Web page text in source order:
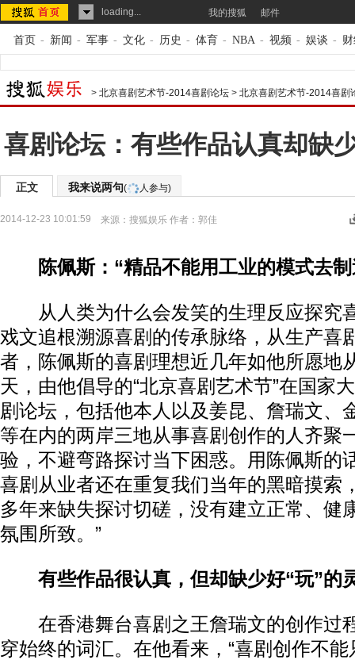
loading... 我的搜狐 邮件
首页 - 新闻 - 军事 - 文化 - 历史 - 体育 - NBA - 视频 - 娱谈 -
> 北京喜剧艺术节-2014喜剧论坛 > 北京喜剧艺术节-2014喜剧
喜剧论坛：有些作品认真却缺
正文 我来说两句( 人参与)
2014-12-23 10:01:59 来源： 搜狐娱乐 作者：郭佳
陈佩斯：“精品不能用工业的模式去
从人类为什么会发笑的生理反应探究
戏文追根溯源喜剧的传承脉络，从生产喜
者，陈佩斯的喜剧理想近几年如他所愿地
天，由他倡导的“北京喜剧艺术节”在国家
剧论坛，包括他本人以及姜昆、詹瑞文、
等在内的两岸三地从事喜剧创作的人齐聚
验，不避弯路探讨当下困惑。用陈佩斯的
喜剧从业者还在重复我们当年的黑暗摸索
多年来缺失探讨切磋，没有建立正常、健
氛围所致。”
有些作品很认真，但却缺少好“玩”的
在香港舞台喜剧之王詹瑞文的创作过程
穿始终的词汇。在他看来，“喜剧创作不